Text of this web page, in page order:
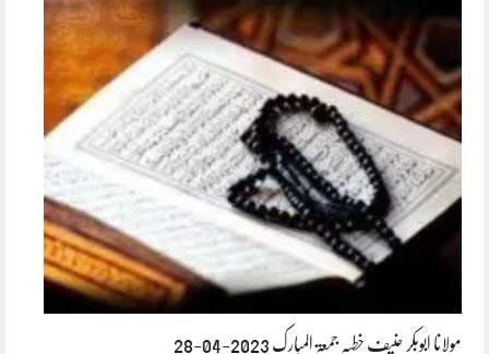
مولانا ابوبکر حنیف خطبہ جمعۃ المبارک 2023-04-28